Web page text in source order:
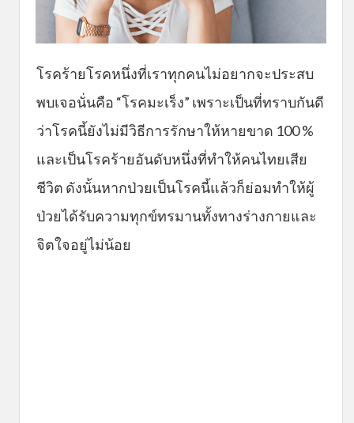
โรคร้ายโรคหนึ่งที่เราทุกคนไม่อยากจะประสบ
พบเจอนั่นคือ “โรคมะเร็ง” เพราะเป็นที่ทราบกันดี
ว่าโรคนี้ยังไม่มีวิธีการรักษาให้หายขาด 100 %
และเป็นโรคร้ายอันดับหนึ่งที่ทำให้คนไทยเสีย
ชีวิต ดังนั้นหากป่วยเป็นโรคนี้แล้วก็ย่อมทำให้ผู้
ป่วยได้รับความทุกข์ทรมานทั้งทางร่างกายและ
จิตใจอยู่ไม่น้อย